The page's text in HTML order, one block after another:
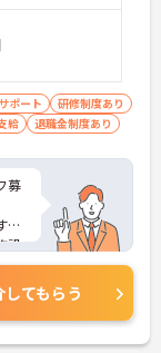
ポート
研修制度あり
給 退職金制度あり
募
！
設
してもらう